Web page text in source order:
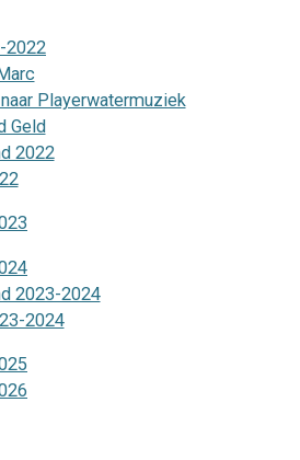
2022
Playerwatermuziek
Geld
2022
2023-2024
2024